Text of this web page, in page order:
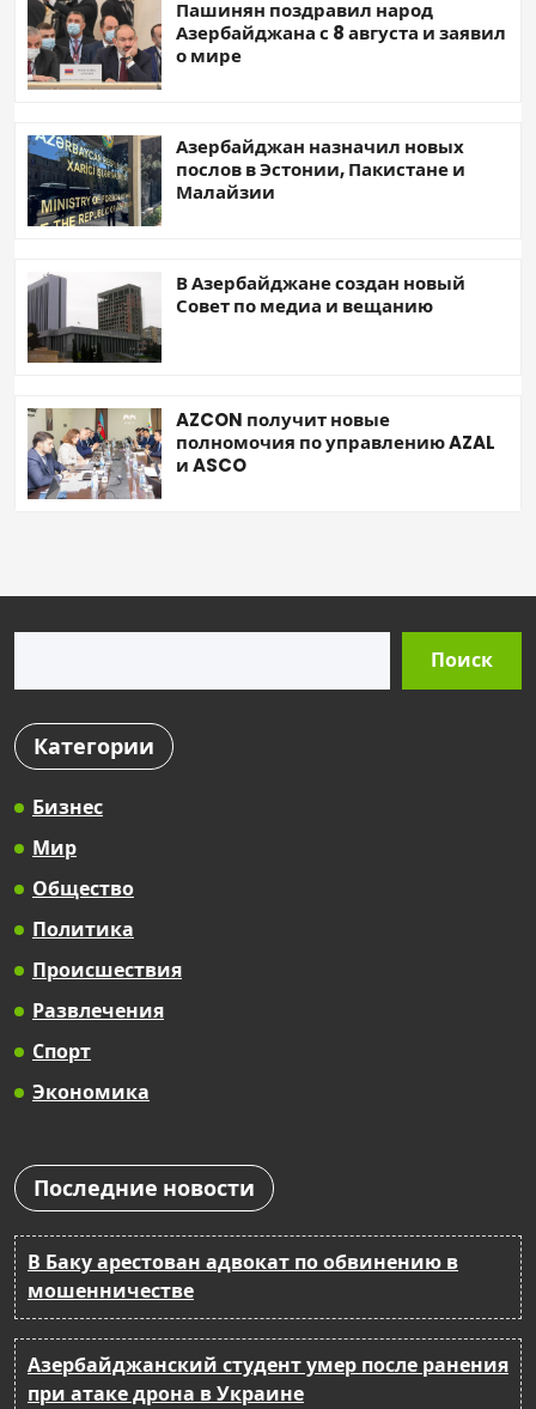
Пашинян поздравил народ
Азербайджана с 8 августа и заявил
о мире
Азербайджан назначил новых
послов в Эстонии, Пакистане и
Малайзии
В Азербайджане создан новый
Совет по медиа и вещанию
AZCON получит новые
полномочия по управлению AZAL
и ASCO
Поиск
Категории
Бизнес
Мир
Общество
Политика
Происшествия
Развлечения
Спорт
Экономика
Последние новости
В Баку арестован адвокат по обвинению в
мошенничестве
Азербайджанский студент умер после ранения
при атаке дрона в Украине